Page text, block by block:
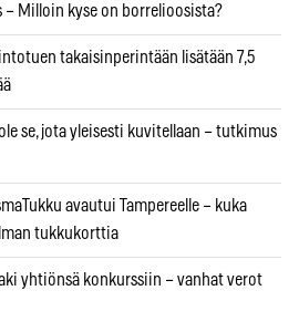
– Milloin kyse on borrelioosista?
takaisinperintään lisätään 7,5
se, jota yleisesti kuvitellaan – tutkimus
avautui Tampereelle – kuka
tukkukorttia
yhtiönsä konkurssiin – vanhat verot